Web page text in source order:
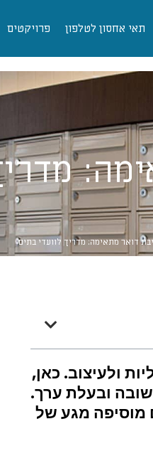
תאי אחסון לטלפון פרויקטים
דואר מתאימה: מדריך לוועדי בתים
ולעיצוב. כאן,
ובעלת ערך.
מוסיפה מגע של